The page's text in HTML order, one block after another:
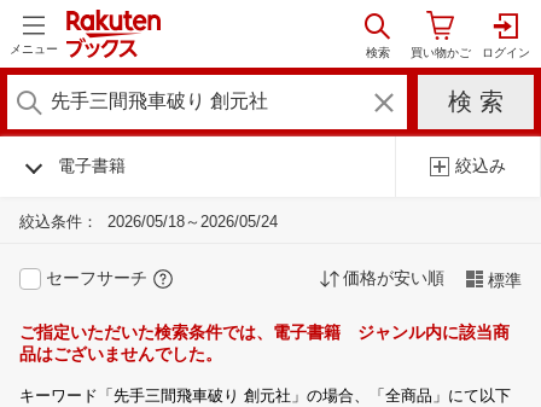
メニュー
電子書籍 絞込み
絞込条件： 2026/05/18～2026/05/24
セーフサーチ 価格が安い順 標準
ご指定いただいた検索条件では、電子書籍 ジャンル内に該当商
品はございませんでした。
キーワード「先手三間飛車破り 創元社」の場合、「全商品」にて以下